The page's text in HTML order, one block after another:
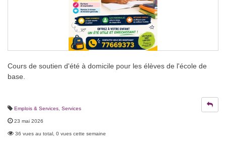
Cours de soutien d'été à domicile pour les élèves de l'école de
base.
Emplois & Services Services
23 mai 2026
36 vues au total, 0 vues cette semaine